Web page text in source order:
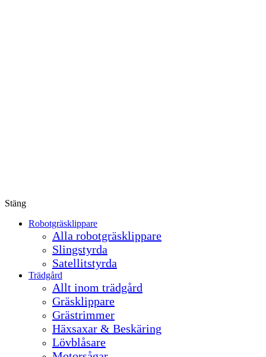
Stäng
Robotgräsklippare
Alla robotgräsklippare
Slingstyrda
Satellitstyrda
Trädgård
Allt inom trädgård
Gräsklippare
Grästrimmer
Häxsaxar & Beskäring
Lövblåsare